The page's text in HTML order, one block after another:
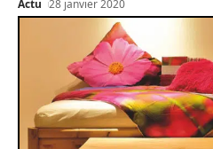
Actu 28 janvier 2020